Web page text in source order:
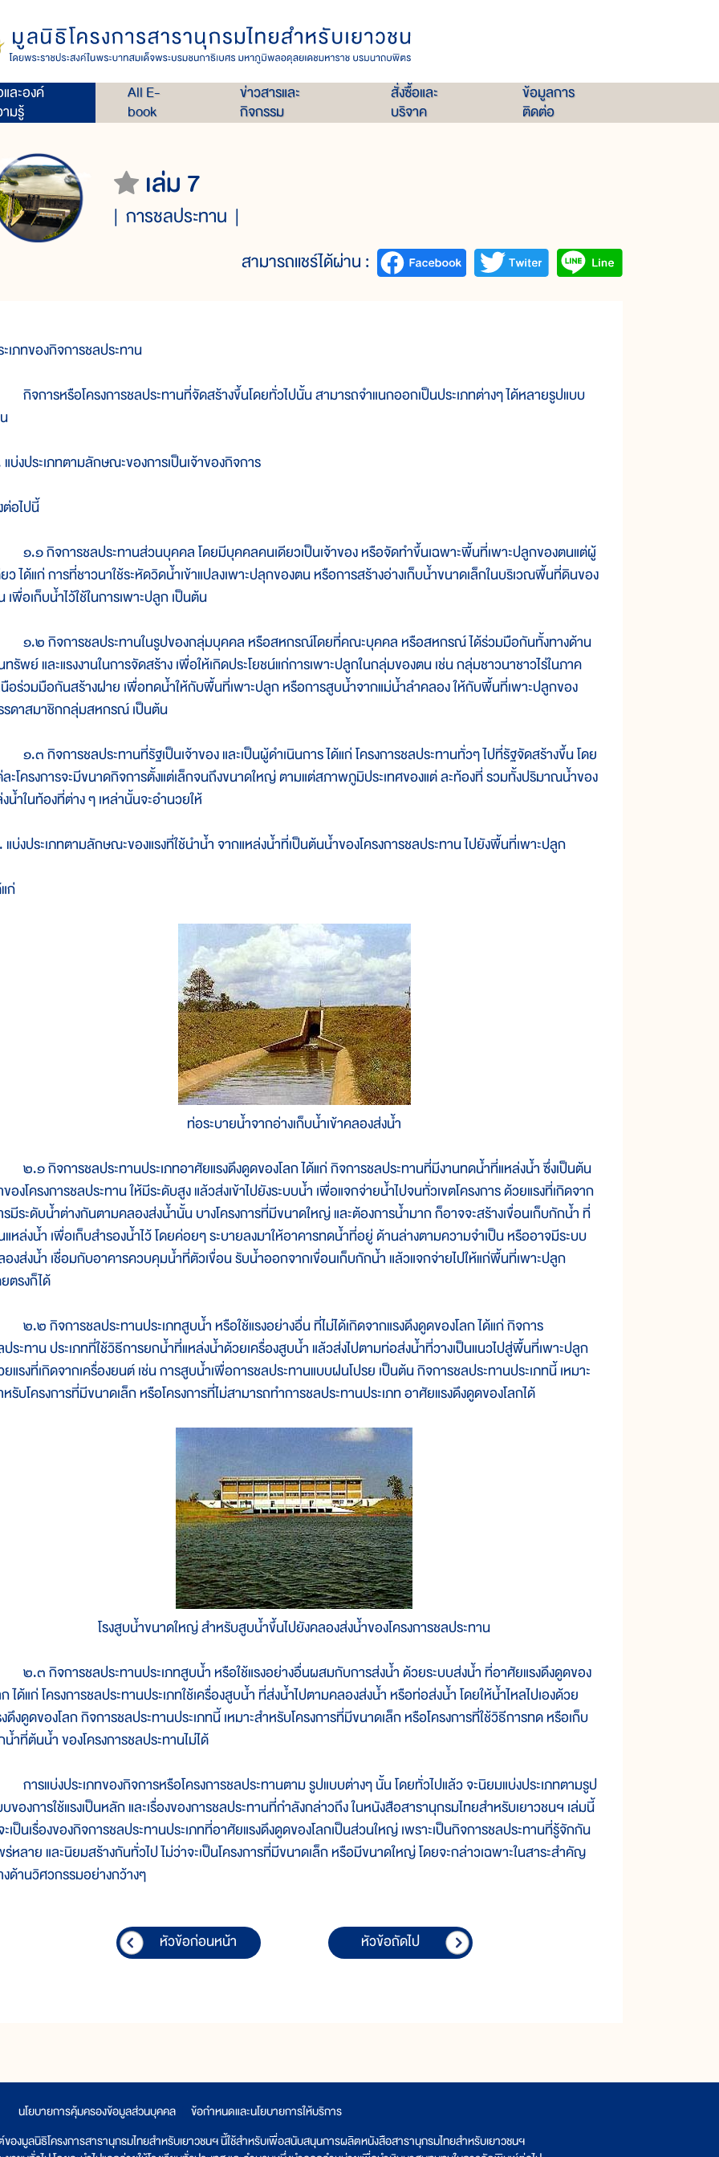
ละองค์
มรู้
All E-
book
ข่าวสารและ
กิจกรรม
สั่งซื้อและ
บริจาค
ข้อมูลการ
ติดต่อ
เล่ม 7
การชลประทาน
สามารถแชร์ได้ผ่าน :
เภทของกิจการชลประทาน
กิจการหรือโครงการชลประทานที่จัดสร้างขึ้นโดยทั่วไปนั้น สามารถจำแนกออกเป็นประเภทต่างๆ ได้หลายรูปแบบ
บ่งประเภทตามลักษณะของการเป็นเจ้าของกิจการ
ต่อไปนี้
๑.๑ กิจการชลประทานส่วนบุคคล โดยมีบุคคลคนเดียวเป็นเจ้าของ หรือจัดทำขึ้นเฉพาะพื้นที่เพาะปลูกของตนแต่ผู้
ยว ได้แก่ การที่ชาวนาใช้ระหัดวิดน้ำเข้าแปลงเพาะปลุกของตน หรือการสร้างอ่างเก็บน้ำขนาดเล็กในบริเวณพื้นที่ดินของ
เพื่อเก็บน้ำไว้ใช้ในการเพาะปลูก เป็นต้น
๑.๒ กิจการชลประทานในรูปของกลุ่มบุคคล หรือสหกรณ์โดยที่คณะบุคคล หรือสหกรณ์ ได้ร่วมมือกันทั้งทางด้าน
รัพย์ และแรงงานในการจัดสร้าง เพื่อให้เกิดประโยชน์แก่การเพาะปลูกในกลุ่มของตน เช่น กลุ่มชาวนาชาวไร่ในภาค
นือร่วมมือกันสร้างฝาย เพื่อทดน้ำให้กับพื้นที่เพาะปลูก หรือการสูบน้ำจากแม่น้ำลำคลอง ให้กับพื้นที่เพาะปลูกของ
รดาสมาชิกกลุ่มสหกรณ์ เป็นต้น
๑.๓ กิจการชลประทานที่รัฐเป็นเจ้าของ และเป็นผู้ดำเนินการ ได้แก่ โครงการชลประทานทั่วๆ ไปที่รัฐจัดสร้างขึ้น โดย
ละโครงการจะมีขนาดกิจการตั้งแต่เล็กจนถึงขนาดใหญ่ ตามแต่สภาพภูมิประเทศของแต่ ละท้องที่ รวมทั้งปริมาณน้ำของ
น้ำในท้องที่ต่าง ๆ เหล่านั้นจะอำนวยให้
บ่งประเภทตามลักษณะของแรงที่ใช้นำน้ำ จากแหล่งน้ำที่เป็นต้นน้ำของโครงการชลประทาน ไปยังพื้นที่เพาะปลูก
ก่
ท่อระบายน้ำจากอ่างเก็บน้ำเข้าคลองส่งน้ำ
๒.๑ กิจการชลประทานประเภทอาศัยแรงดึงดูดของโลก ได้แก่ กิจการชลประทานที่มีงานทดน้ำที่แหล่งน้ำ ซึ่งเป็นต้น
องโครงการชลประทาน ให้มีระดับสูง แล้วส่งเข้าไปยังระบบน้ำ เพื่อแจกจ่ายน้ำไปจนทั่วเขตโครงการ ด้วยแรงที่เกิดจาก
มีระดับน้ำต่างกันตามคลองส่งน้ำนั้น บางโครงการที่มีขนาดใหญ่ และต้องการน้ำมาก ก็อาจจะสร้างเขื่อนเก็บกักน้ำ ที่
แหล่งน้ำ เพื่อเก็บสำรองน้ำไว้ โดยค่อยๆ ระบายลงมาให้อาคารทดน้ำที่อยู่ ด้านล่างตามความจำเป็น หรืออาจมีระบบ
องส่งน้ำ เชื่อมกับอาคารควบคุมน้ำที่ตัวเขื่อน รับน้ำออกจากเขื่อนเก็บกักน้ำ แล้วแจกจ่ายไปให้แก่พื้นที่เพาะปลูก
ตรงก็ได้
๒.๒ กิจการชลประทานประเภทสูบน้ำ หรือใช้แรงอย่างอื่น ที่ไม่ได้เกิดจากแรงดึงดูดของโลก ได้แก่ กิจการ
ระทาน ประเภทที่ใช้วิธีการยกน้ำที่แหล่งน้ำด้วยเครื่องสูบน้ำ แล้วส่งไปตามท่อส่งน้ำที่วางเป็นแนวไปสู่พื้นที่เพาะปลูก
ยแรงที่เกิดจากเครื่องยนต์ เช่น การสูบน้ำเพื่อการชลประทานแบบฝนโปรย เป็นต้น กิจการชลประทานประเภทนี้ เหมาะ
รับโครงการที่มีขนาดเล็ก หรือโครงการที่ไม่สามารถทำการชลประทานประเภท อาศัยแรงดึงดูดของโลกได้
โรงสูบน้ำขนาดใหญ่ สำหรับสูบน้ำขึ้นไปยังคลองส่งน้ำของโครงการชลประทาน
๒.๓ กิจการชลประทานประเภทสูบน้ำ หรือใช้แรงอย่างอื่นผสมกับการส่งน้ำ ด้วยระบบส่งน้ำ ที่อาศัยแรงดึงดูดของ
ได้แก่ โครงการชลประทานประเภทใช้เครื่องสูบน้ำ ที่ส่งน้ำไปตามคลองส่งน้ำ หรือท่อส่งน้ำ โดยให้น้ำไหลไปเองด้วย
ดึงดูดของโลก กิจการชลประทานประเภทนี้ เหมาะสำหรับโครงการที่มีขนาดเล็ก หรือโครงการที่ใช้วิธีการทด หรือเก็บ
ำที่ต้นน้ำ ของโครงการชลประทานไม่ได้
การแบ่งประเภทของกิจการหรือโครงการชลประทานตาม รูปแบบต่างๆ นั้น โดยทั่วไปแล้ว จะนิยมแบ่งประเภทตามรูป
ของการใช้แรงเป็นหลัก และเรื่องของการชลประทานที่กำลังกล่าวถึง ในหนังสือสารานุกรมไทยสำหรับเยาวชนฯ เล่มนี้
เป็นเรื่องของกิจการชลประทานประเภทที่อาศัยแรงดึงดูดของโลกเป็นส่วนใหญ่ เพราะเป็นกิจการชลประทานที่รู้จักกัน
ร่หลาย และนิยมสร้างกันทั่วไป ไม่ว่าจะเป็นโครงการที่มีขนาดเล็ก หรือมีขนาดใหญ่ โดยจะกล่าวเฉพาะในสาระสำคัญ
งด้านวิศวกรรมอย่างกว้างๆ
หัวข้อก่อนหน้า หัวข้อถัดไป
นโยบายการคุ้มครองข้อมูลส่วนบุคคล
ข้อกำหนดและนโยบายการให้บริการ
องมูลนิธิโครงการสารานุกรมไทยสำหรับเยาวชนฯ นี้ใช้สำหรับเพื่อสนับสนุนการผลิตหนังสือสารานุกรมไทยสำหรับเยาวชนฯ